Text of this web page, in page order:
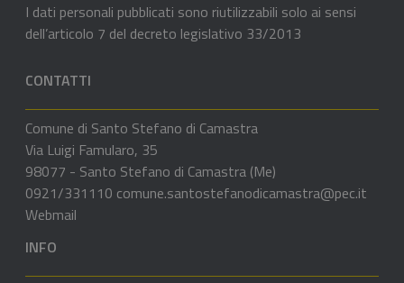
I dati personali pubblicati sono riutilizzabili solo ai sensi
dell’articolo 7 del decreto legislativo 33/2013
CONTATTI
Comune di Santo Stefano di Camastra
Via Luigi Famularo, 35
98077 - Santo Stefano di Camastra (Me)
0921/331110 comune.santostefanodicamastra@pec.it
Webmail
INFO